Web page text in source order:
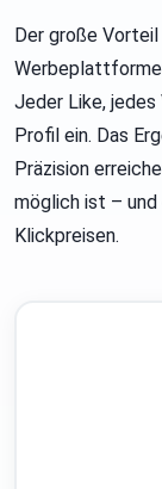
Der große
Jeder Like,
Profil ein. Das
Präzision
möglich ist –
Klickpreisen.